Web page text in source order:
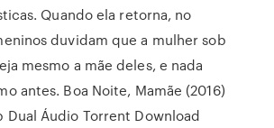
Quando ela retorna, no
duvidam que a mulher sob
mesmo a mãe deles, e nada
antes. Boa Noite, Mamãe (2016)
Dual Áudio Torrent Download